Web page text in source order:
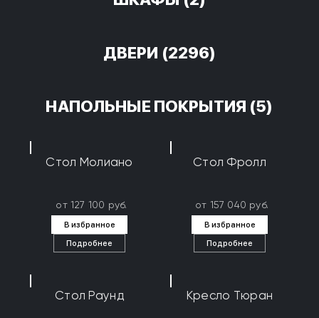
ДВЕРИ (2296)
НАПОЛЬНЫЕ ПОКРЫТИЯ (5)
Стол Молиано
от 127 100 руб.
В избранное
Подробнее
Стол Фролл
от 157 040 руб.
В избранное
Подробнее
Стол Раунд Кресло Тюран